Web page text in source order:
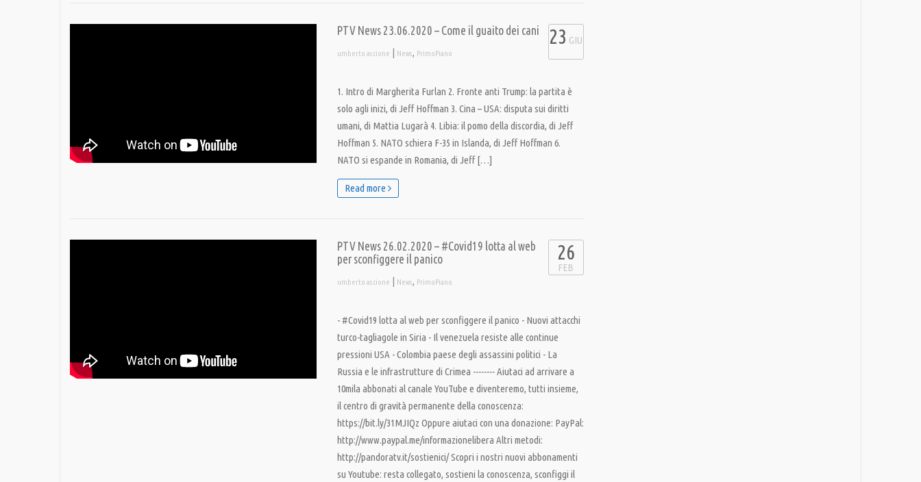
PTV News 23.06.2020 – Come il guaito dei cani
umberto ascione | News, PrimoPiano
23 GIU
1. Intro di Margherita Furlan 2. Fronte anti Trump: la partita è
solo agli inizi, di Jeff Hoffman 3. Cina – USA: disputa sui diritti
umani, di Mattia Lugarà 4. Libia: il pomo della discordia, di Jeff
Hoffman 5. NATO schiera F-35 in Islanda, di Jeff Hoffman 6.
NATO si espande in Romania, di Jeff […]
Read more
PTV News 26.02.2020 – #Covid19 lotta al web
per sconfiggere il panico
umberto ascione | News, PrimoPiano
26
FEB
- #Covid19 lotta al web per sconfiggere il panico - Nuovi attacchi
turco-tagliagole in Siria - Il venezuela resiste alle continue
pressioni USA - Colombia paese degli assassini politici - La
Russia e le infrastrutture di Crimea -------- Aiutaci ad arrivare a
10mila abbonati al canale YouTube e diventeremo, tutti insieme,
il centro di gravità permanente della conoscenza:
https://bit.ly/31MJIQz Oppure aiutaci con una donazione: PayPal:
http://www.paypal.me/informazionelibera Altri metodi:
http://pandoratv.it/sostienici/ Scopri i nostri nuovi abbonamenti
su Youtube: resta collegato, sostieni la conoscenza, sconfiggi il